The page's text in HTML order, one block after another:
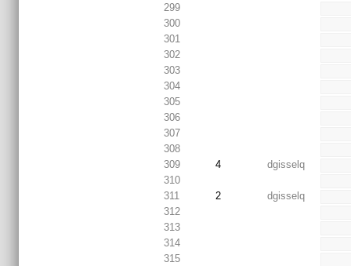
299
300
301
302
303
304
305
306
307
308
309
4
dgisselq
310
311
2
dgisselq
312
313
314
315